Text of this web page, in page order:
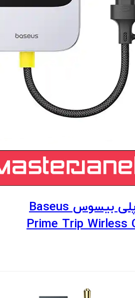
دانگل بیسیم کارپلی بیسوس Baseus
Prime Trip Wirless